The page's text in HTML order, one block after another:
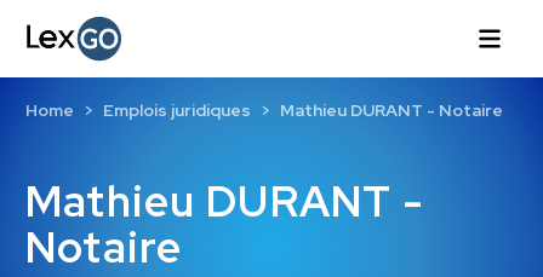
Mathieu DURANT -
Notaire
Home Emplois juridiques Mathieu DURANT - Notaire